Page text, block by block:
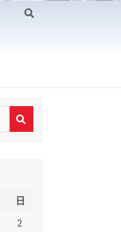
日
2